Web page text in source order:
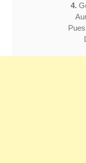
4.